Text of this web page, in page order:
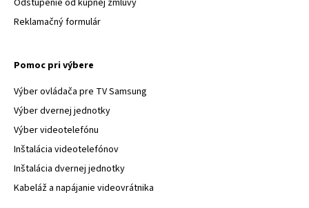
Reklamačný formulár
Pomoc pri výbere
Výber ovládača pre TV Samsung
Výber dvernej jednotky
Výber videotelefónu
Inštalácia videotelefónov
Inštalácia dvernej jednotky
Kabeláž a napájanie videovrátnika